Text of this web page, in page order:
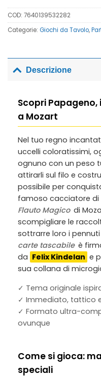
COD: 7640139532282
Categorie: Giochi da Tavolo,
Descrizione
Scopri
a Mozart
Nel tuo regno
uccelli coloratissimi,
ognuno con un peso
attirarli sul filo e
possibile per
famoso cacciatore di
Flauto Magico di
scompigliare le
sottrarre loro i
carte tascabile è
da Felix Kindelan e
sua collana di
✓ Tema originale
✓ Immediato, tattico
✓ Formato ultra-
ovunque
Come si gioca:
speciali